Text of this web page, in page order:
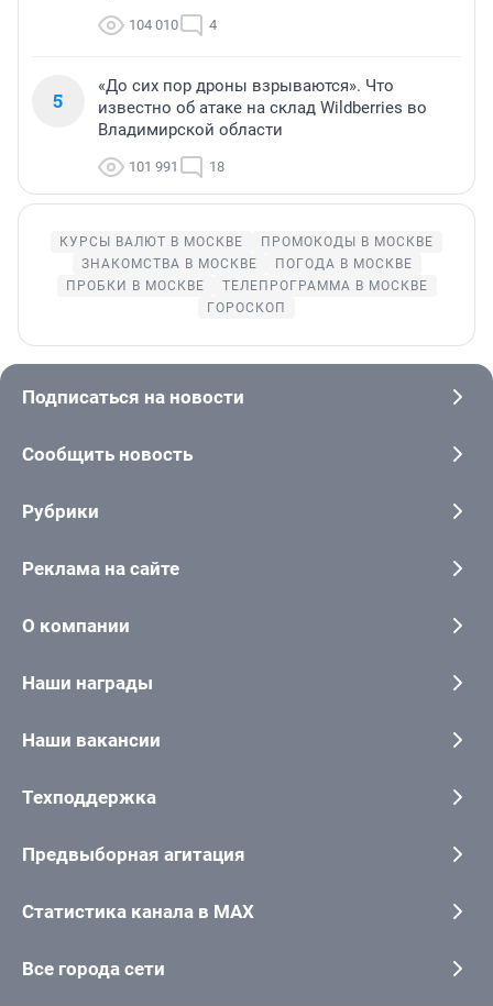
104 010 4
5
«До сих пор дроны взрываются». Что
известно об атаке на склад Wildberries во
Владимирской области
101 991 18
КУРСЫ ВАЛЮТ В МОСКВЕ
ПРОМОКОДЫ В МОСКВЕ
ЗНАКОМСТВА В МОСКВЕ
ПОГОДА В МОСКВЕ
ПРОБКИ В МОСКВЕ
ТЕЛЕПРОГРАММА В МОСКВЕ
ГОРОСКОП
Подписаться на новости
Сообщить новость
Рубрики
Реклама на сайте
О компании
Наши награды
Наши вакансии
Техподдержка
Предвыборная агитация
Статистика канала в MAX
Все города сети